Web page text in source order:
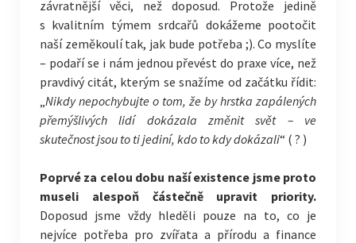
závratnější věci, než doposud. Protože jedině
s kvalitním týmem srdcařů dokážeme pootočit
naší zeměkoulí tak, jak bude potřeba ;). Co myslíte
– podaří se i nám jednou převést do praxe více, než
pravdivý citát, kterým se snažíme od začátku řídit:
„Nikdy nepochybujte o tom, že by hrstka zapálených
přemýšlivých lidí dokázala změnit svět – ve
skutečnost jsou to ti jediní, kdo to kdy dokázali“ ( ? )
Poprvé za celou dobu naší existence jsme proto
museli alespoň částečně upravit priority.
Doposud jsme vždy hleděli pouze na to, co je
nejvíce potřeba pro zvířata a přírodu a finance